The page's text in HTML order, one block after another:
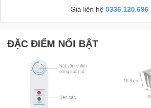
Giá liên hệ 0336.120.696
ĐẶC ĐIỂM NỔI BẬT